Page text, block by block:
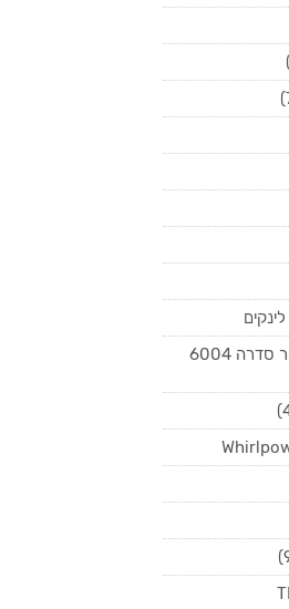
מפתח שבדי מתכוונן ג'וקר סדרה 6004